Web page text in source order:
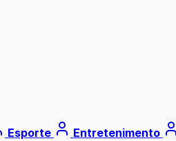
Esporte Entretenimento